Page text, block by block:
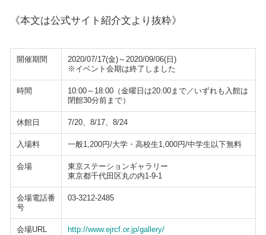
《本文は公式サイト紹介文より抜粋》
開催期間
2020/07/17(金)～2020/09/06(日)
※イベント会期は終了しました
時間
10:00～18:00（金曜日は20:00まで／いずれも入館は
閉館30分前まで）
休館日 7/20、8/17、8/24
入場料 一般1,200円/大学・高校生1,000円/中学生以下無料
会場
東京ステーションギャラリー
東京都千代田区丸の内1-9-1
会場電話番
号
03-3212-2485
会場URL http://www.ejrcf.or.jp/gallery/